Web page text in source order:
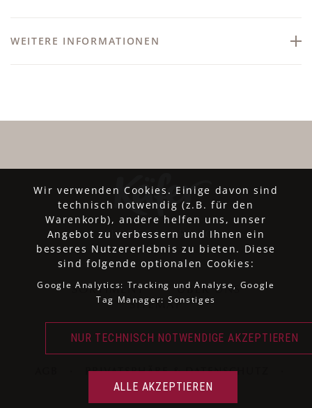
WEITERE INFORMATIONEN
SORTIMENT
ÜBER UNS
SITEMAP
PRIVATSPHÄRE & DATENSCHUTZ
IMPRESSUM
Wir verwenden Cookies. Einige davon sind
technisch notwendig (z.B. für den
Warenkorb), andere helfen uns, unser
Angebot zu verbessern und Ihnen ein
besseres Nutzererlebnis zu bieten. Diese
sind folgende optionalen Cookies:
Google Analytics: Tracking und Analyse, Google
Tag Manager: Sonstiges